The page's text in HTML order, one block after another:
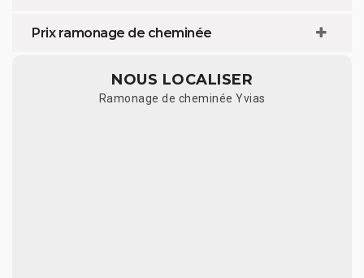
Prix ramonage de cheminée
NOUS LOCALISER
Ramonage de cheminée Yvias